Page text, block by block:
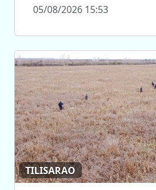
05/08/2026 15:53
TILISARAO